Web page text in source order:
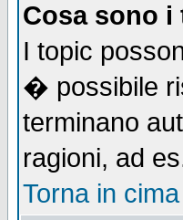
Cosa sono
I topic
� possibile
terminano
ragioni, ad
Torna in cima